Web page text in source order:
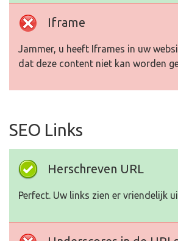
Iframe
Jammer, u heeft Iframes in uw
dat deze content niet kan worden
SEO Links
Herschreven URL
Perfect. Uw links zien er vriendelijk